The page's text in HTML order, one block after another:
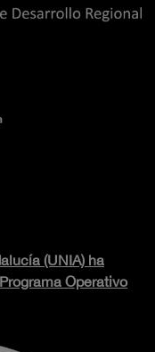
(UNIA) ha
Operativo